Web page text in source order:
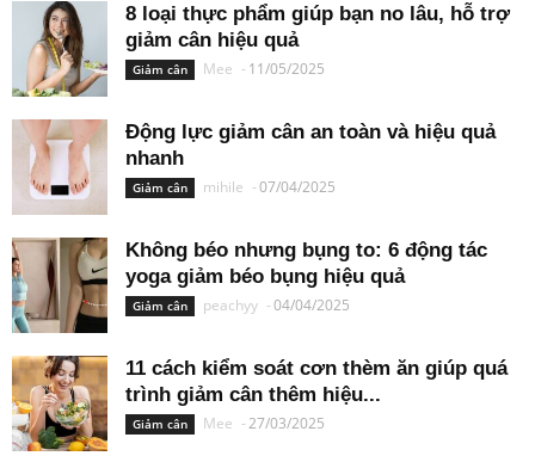
8 loại thực phẩm giúp bạn no lâu, hỗ trợ
giảm cân hiệu quả
Giảm cân Mee - 11/05/2025
Động lực giảm cân an toàn và hiệu quả
nhanh
Giảm cân mihile -07/04/2025
Không béo nhưng bụng to: 6 động tác
yoga giảm béo bụng hiệu quả
Giảm cân peachyy -04/04/2025
11 cách kiểm soát cơn thèm ăn giúp quá
trình giảm cân thêm hiệu...
Giảm cân Mee -27/03/2025